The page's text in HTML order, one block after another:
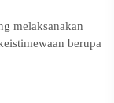
melaksanakan
berupa